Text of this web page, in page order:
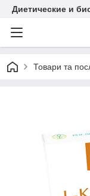
Диетические и
Товари та